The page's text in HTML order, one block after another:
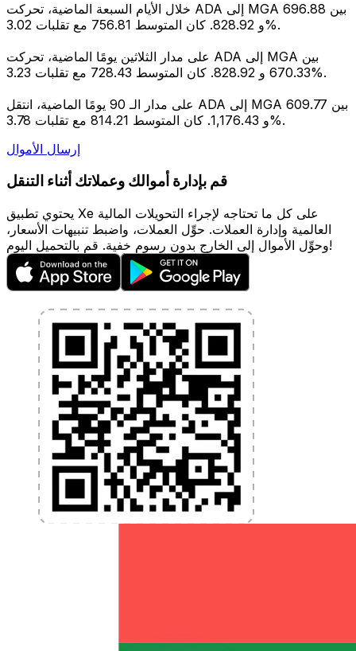
خلال الأيام السبعة الماضية، تحركت ADA إلى MGA بين 696.88
و 828.92. كان المتوسط 756.81 مع تقلبات 3.02%.
على مدار الثلاثين يومًا الماضية، تحركت ADA إلى MGA بين
670.33 و 828.92. كان المتوسط 728.43 مع تقلبات 3.23%.
على مدار الـ 90 يومًا الماضية، انتقل ADA إلى MGA بين 609.77
و 1,176.43. كان المتوسط 814.21 مع تقلبات 3.78%.
إرسال الأموال
قم بإدارة أموالك وعملاتك أثناء التنقل
يحتوي تطبيق Xe على كل ما تحتاجه لإجراء التحويلات المالية
العالمية وإدارة العملات. حوِّل العملات، واضبط تنبيهات الأسعار،
وحوِّل الأموال إلى الخارج بدون رسوم خفية. قم بالتحميل اليوم!